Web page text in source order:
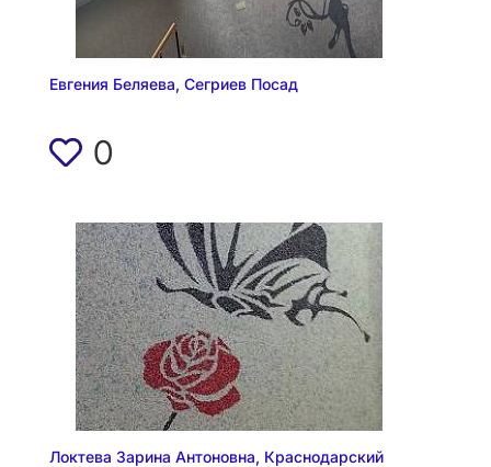
Евгения Беляева, Сегриев Посад
0
Локтева Зарина Антоновна, Краснодарский